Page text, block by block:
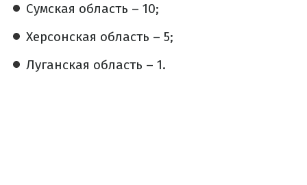
Сумская область – 10;
Херсонская область – 5;
Луганская область – 1.